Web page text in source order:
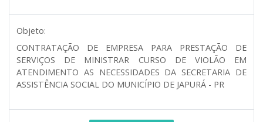
Objeto:
CONTRATAÇÃO DE EMPRESA PARA PRESTAÇÃO DE
SERVIÇOS DE MINISTRAR CURSO DE VIOLÃO EM
ATENDIMENTO AS NECESSIDADES DA SECRETARIA DE
ASSISTÊNCIA SOCIAL DO MUNICÍPIO DE JAPURÁ - PR